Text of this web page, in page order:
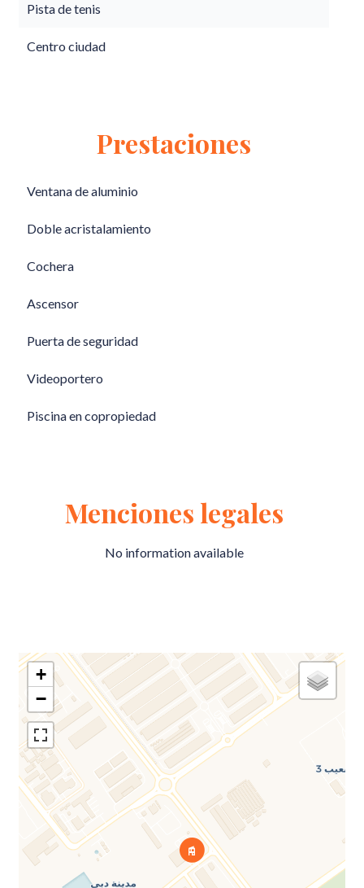
Pista de tenis
Centro ciudad
Prestaciones
Ventana de aluminio
Doble acristalamiento
Cochera
Ascensor
Puerta de seguridad
Videoportero
Piscina en copropiedad
Menciones legales
No information available
+
−